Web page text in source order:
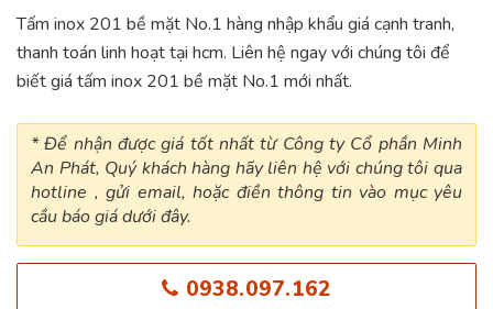
Tấm inox 201 bề mặt No.1 hàng nhập khẩu giá cạnh tranh,
thanh toán linh hoạt tại hcm. Liên hệ ngay với chúng tôi để
biết giá tấm inox 201 bề mặt No.1 mới nhất.
* Để nhận được giá tốt nhất từ Công ty Cổ phần Minh
An Phát, Quý khách hàng hãy liên hệ với chúng tôi qua
hotline , gửi email, hoặc điền thông tin vào mục yêu
cầu báo giá dưới đây.
0938.097.162